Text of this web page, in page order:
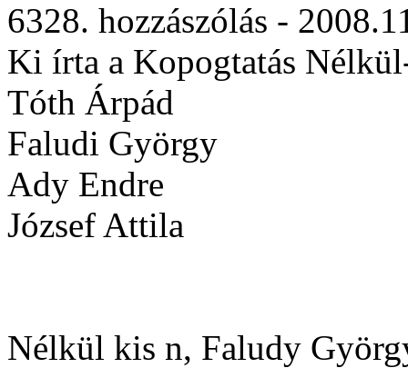
6328. hozzászólás -
Ki írta a Kopogtatás
Tóth Árpád
Faludi György
Ady Endre
József Attila
Nélkül kis n, Faludy